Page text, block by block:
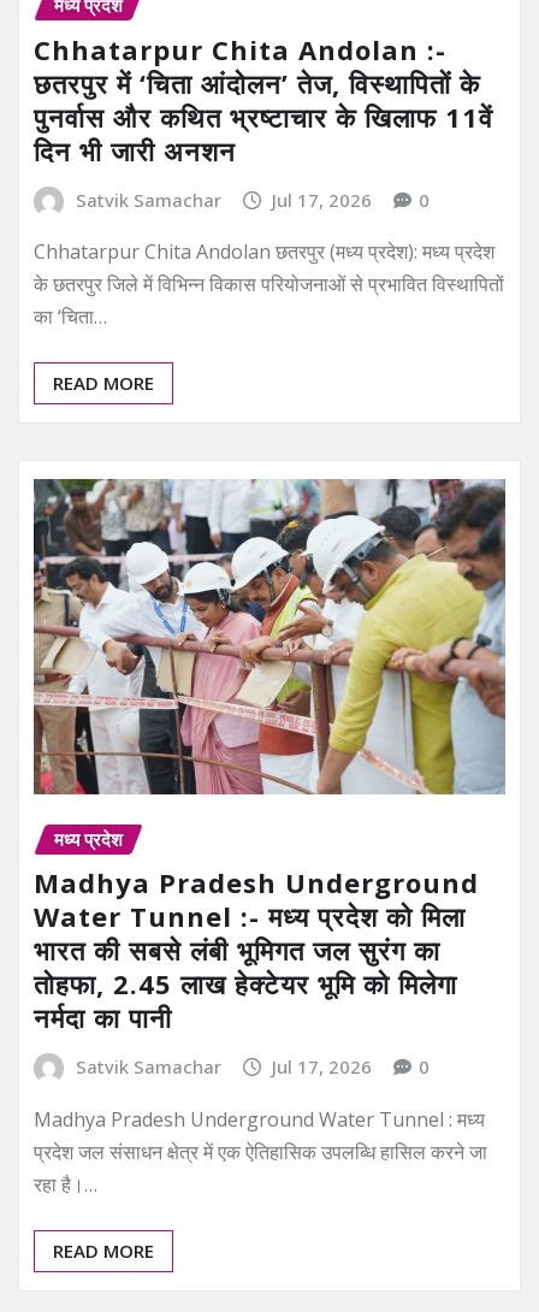
मध्य प्रदेश
Chhatarpur Chita Andolan :-
छतरपुर में ‘चिता आंदोलन’ तेज, विस्थापितों के
पुनर्वास और कथित भ्रष्टाचार के खिलाफ 11वें
दिन भी जारी अनशन
Satvik Samachar Jul 17, 2026 0
Chhatarpur Chita Andolan छतरपुर (मध्य प्रदेश): मध्य प्रदेश
के छतरपुर जिले में विभिन्न विकास परियोजनाओं से प्रभावित विस्थापितों
का ‘चिता…
READ MORE
मध्य प्रदेश
Madhya Pradesh Underground
Water Tunnel :- मध्य प्रदेश को मिला
भारत की सबसे लंबी भूमिगत जल सुरंग का
तोहफा, 2.45 लाख हेक्टेयर भूमि को मिलेगा
नर्मदा का पानी
Satvik Samachar Jul 17, 2026 0
Madhya Pradesh Underground Water Tunnel : मध्य
प्रदेश जल संसाधन क्षेत्र में एक ऐतिहासिक उपलब्धि हासिल करने जा
रहा है।…
READ MORE